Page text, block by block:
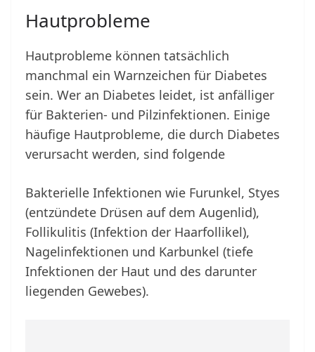
Hautprobleme
Hautprobleme können tatsächlich
manchmal ein Warnzeichen für Diabetes
sein. Wer an Diabetes leidet, ist anfälliger
für Bakterien- und Pilzinfektionen. Einige
häufige Hautprobleme, die durch Diabetes
verursacht werden, sind folgende
Bakterielle Infektionen wie Furunkel, Styes
(entzündete Drüsen auf dem Augenlid),
Follikulitis (Infektion der Haarfollikel),
Nagelinfektionen und Karbunkel (tiefe
Infektionen der Haut und des darunter
liegenden Gewebes).